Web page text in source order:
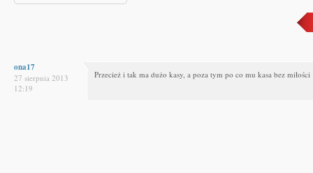
ona17
27 sierpnia 2013
12:19
Przecież i tak ma dużo kasy, a poza tym po co mu kasa bez miłości